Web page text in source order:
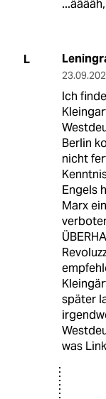
L
Ich
Berlin
nicht
Engels
Marx
später
was